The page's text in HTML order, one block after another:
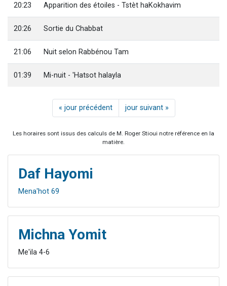
20:23 Apparition des étoiles - Tstèt haKokhavim
20:26 Sortie du Chabbat
21:06 Nuit selon Rabbénou Tam
01:39 Mi-nuit - 'Hatsot halayla
« jour précédent jour suivant »
Les horaires sont issus des calculs de M. Roger Stioui notre référence en la
matière.
Daf Hayomi
Mena'hot 69
Michna Yomit
Me'ila 4-6